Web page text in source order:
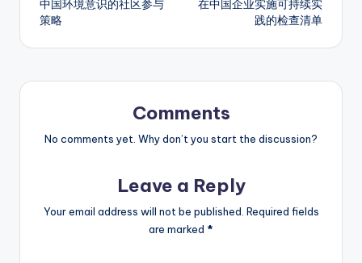
navigation
中国环境意识的社区参与
策略
在中国企业实施可持续实
践的检查清单
Comments
No comments yet. Why don’t you start the discussion?
Leave a Reply
Your email address will not be published. Required fields
are marked *